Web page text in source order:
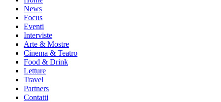
News
Focus
Eventi
Interviste
Arte & Mostre
Cinema & Teatro
Food & Drink
Letture
Travel
Partners
Contatti